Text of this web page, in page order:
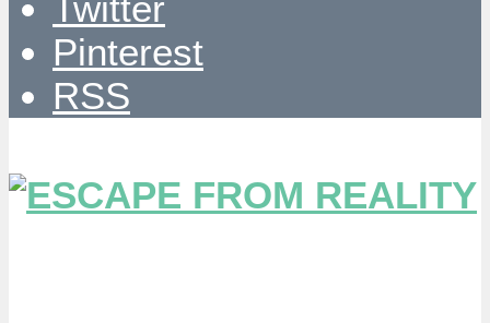
Twitter
Pinterest
RSS